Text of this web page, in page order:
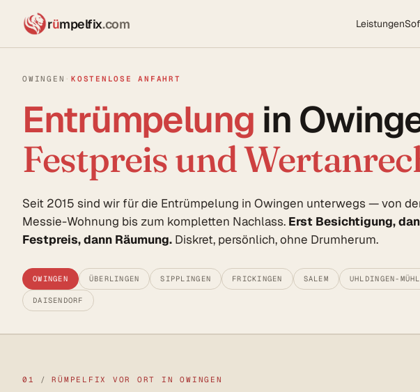
rümpelfix.com Leistungen
OWINGEN ·KOSTENLOSE ANFAHRT
Entrümpelung in
Festpreis und
Seit 2015 sind wir für die Entrümpelung in Owingen unterwegs — von
Messie-Wohnung bis zum kompletten Nachlass. Erst Besichtigung,
Festpreis, dann Räumung. Diskret, persönlich, ohne Drumherum.
OWINGEN ÜBERLINGEN SIPPLINGEN FRICKINGEN SALEM UHLDINGEN-
DAISENDORF
01 / RÜMPELFIX VOR ORT IN OWINGEN